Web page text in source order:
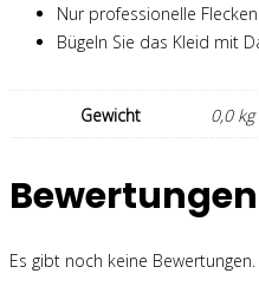
Nur professionelle
Bügeln Sie das Kleid mit
Gewicht 0,0 kg
Bewertungen
Es gibt noch keine Bewertungen.